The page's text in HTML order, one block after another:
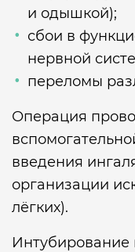
и одышкой);
сбои в
нервной
переломы
Операция
введения
организации
лёгких).